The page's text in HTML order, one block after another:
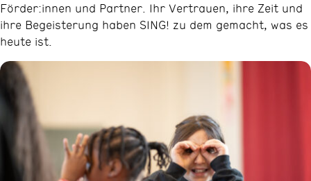
Förder:innen und Partner. Ihr Vertrauen, ihre Zeit und
ihre Begeisterung haben SING! zu dem gemacht, was es
heute ist.